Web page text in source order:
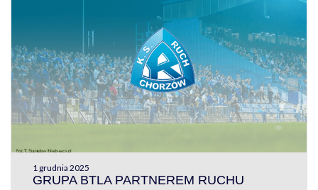
1 grudnia 2025
GRUPA BTLA PARTNEREM RUCHU